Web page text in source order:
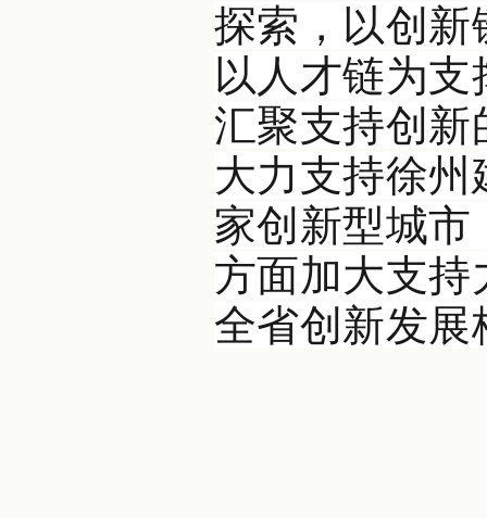
探索，以创新
以人才链为
汇聚支持创新
大力支持徐
家创新型城
方面加大支持
全省创新发